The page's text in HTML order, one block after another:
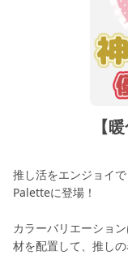
【
推し活をエンジョイ
Paletteに登場！
カラーバリエーショ
材を配置して、推し